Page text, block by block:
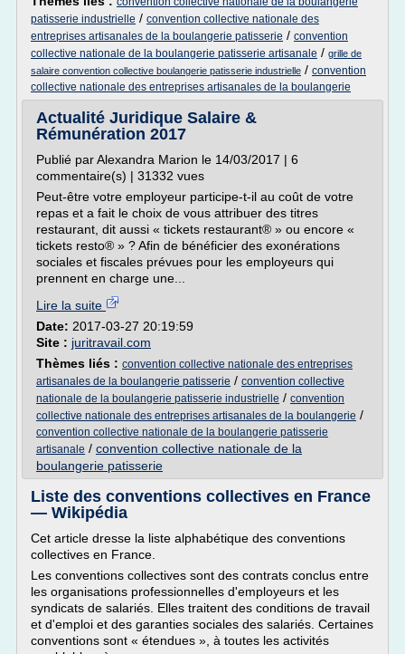
patisserie industrielle / convention collective nationale des
entreprises artisanales de la boulangerie patisserie / convention
collective nationale de la boulangerie patisserie artisanale / grille de
salaire convention collective boulangerie patisserie industrielle / convention
collective nationale des entreprises artisanales de la boulangerie
Actualité Juridique Salaire &
Rémunération 2017
Publié par Alexandra Marion le 14/03/2017 | 6
commentaire(s) | 31332 vues
Peut-être votre employeur participe-t-il au coût de votre
repas et a fait le choix de vous attribuer des titres
restaurant, dit aussi « tickets restaurant® » ou encore «
tickets resto® » ? Afin de bénéficier des exonérations
sociales et fiscales prévues pour les employeurs qui
prennent en charge une...
Lire la suite
Date: 2017-03-27 20:19:59
Site : juritravail.com
Thèmes liés : convention collective nationale des entreprises
artisanales de la boulangerie patisserie / convention collective
nationale de la boulangerie patisserie industrielle / convention
collective nationale des entreprises artisanales de la boulangerie /
convention collective nationale de la boulangerie patisserie
artisanale / convention collective nationale de la
boulangerie patisserie
Liste des conventions collectives en France
— Wikipédia
Cet article dresse la liste alphabétique des conventions
collectives en France.
Les conventions collectives sont des contrats conclus entre
les organisations professionnelles d'employeurs et les
syndicats de salariés. Elles traitent des conditions de travail
et d'emploi et des garanties sociales des salariés. Certaines
conventions sont « étendues », à toutes les activités